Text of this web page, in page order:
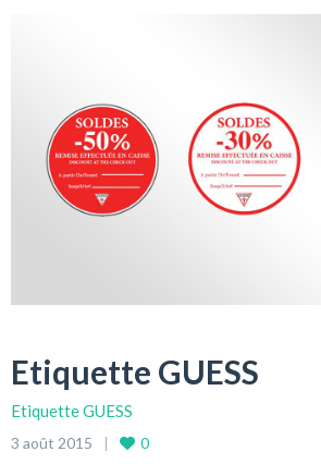
Etiquette GUESS
Etiquette GUESS
3 août 2015 0